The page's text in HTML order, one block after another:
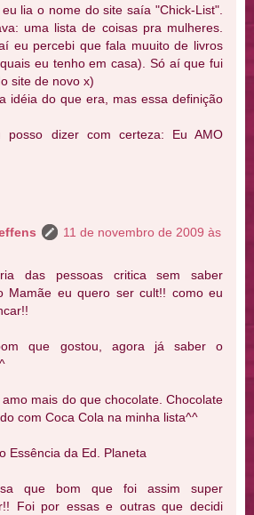
lia o nome do site saía "Chick-List".
uma lista de coisas pra mulheres.
eu percebi que fala muuito de livros
eu tenho em casa). Só aí que fui
site de novo x)
idéia do que era, mas essa definição
posso dizer com certeza: Eu AMO
11 de novembro de 2009 às
das pessoas critica sem saber
Mamãe eu quero ser cult!! como eu
que gostou, agora já saber o
mais do que chocolate. Chocolate
com Coca Cola na minha lista^^
Essência da Ed. Planeta
que bom que foi assim super
Foi por essas e outras que decidi